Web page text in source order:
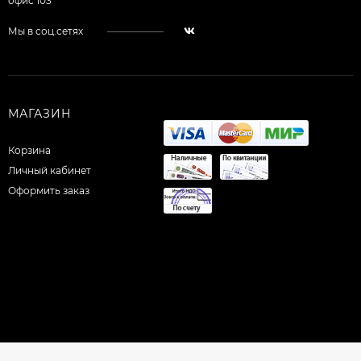
Мы в соц.сетях
МАГАЗИН
Корзина
Личный кабинет
Оформить заказ